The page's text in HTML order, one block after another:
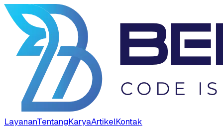
LayananTentangKaryaArtikelKontak